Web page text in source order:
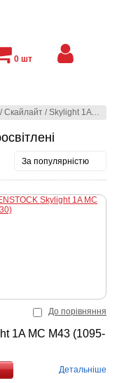
/Скайлайт /Skylight 1A - мультипросвітлені
За популярністю
До порівняння
1A MC M43 (1095-
Детальніше
0 шт